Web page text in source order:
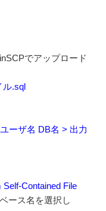
でアップロード
ル.sql
ーザ名 DB名 > 出力
Contained File
ース名を選択し